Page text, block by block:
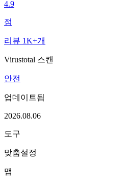
4.9
점
리뷰 1K+개
Virustotal 스캔
안전
업데이트됨
2026.08.06
도구
맞춤설정
맵